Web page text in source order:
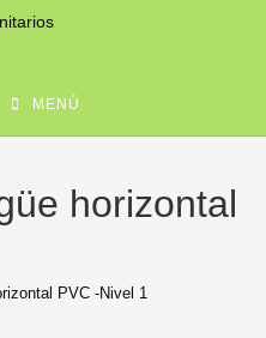
MENÚ
horizontal
PVC -Nivel 1